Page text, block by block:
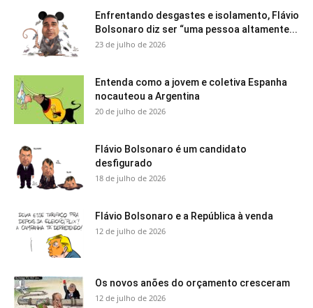
Enfrentando desgastes e isolamento, Flávio
Bolsonaro diz ser “uma pessoa altamente...
23 de julho de 2026
Entenda como a jovem e coletiva Espanha
nocauteou a Argentina
20 de julho de 2026
Flávio Bolsonaro é um candidato
desfigurado
18 de julho de 2026
Flávio Bolsonaro e a República à venda
12 de julho de 2026
Os novos anões do orçamento cresceram
12 de julho de 2026